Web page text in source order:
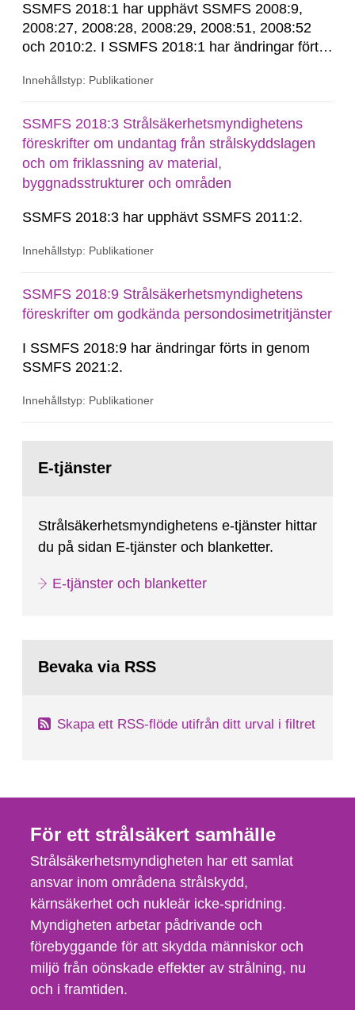
SSMFS 2018:1 har upphävt SSMFS 2008:9,
2008:27, 2008:28, 2008:29, 2008:51, 2008:52
och 2010:2. I SSMFS 2018:1 har ändringar förts
SSMFS 2022:14, SSMFS 2024:2 och SSMFS
Innehållstyp: Publikationer
SSMFS 2018:3 Strålsäkerhetsmyndighetens
föreskrifter om undantag från strålskyddslagen
och om friklassning av material,
byggnadsstrukturer och områden
SSMFS 2018:3 har upphävt SSMFS 2011:2.
Innehållstyp: Publikationer
SSMFS 2018:9 Strålsäkerhetsmyndighetens
föreskrifter om godkända persondosimetritjänster
I SSMFS 2018:9 har ändringar förts in genom
SSMFS 2021:2.
Innehållstyp: Publikationer
sida:E-tjänster
Strålsäkerhetsmyndighetens e-tjänster hittar
du på sidan E-tjänster och blanketter.
E-tjänster och blanketter
Bevaka via RSS
Skapa ett RSS-flöde utifrån ditt urval i filtret
För ett strålsäkert samhälle
Strålsäkerhetsmyndigheten har ett samlat
ansvar inom områdena strålskydd,
kärnsäkerhet och nukleär icke-spridning.
Myndigheten arbetar pådrivande och
förebyggande för att skydda människor och
miljö från oönskade effekter av strålning, nu
och i framtiden.